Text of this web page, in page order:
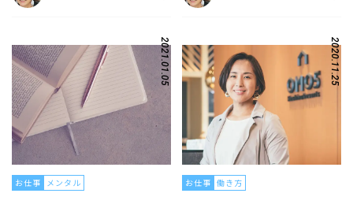
2021.01.05
お仕事 メンタル
2020.11.25
お仕事 働き方